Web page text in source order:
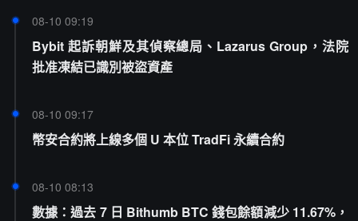
08-10 09:19
Bybit 起訴朝鮮及其偵察總局、Lazarus Group，法院
批准凍結已識別被盜資產
08-10 09:17
幣安合約將上線多個 U 本位 TradFi 永續合約
08-10 08:13
數據：過去 7 日 Bithumb BTC 錢包餘額減少 11.67%，